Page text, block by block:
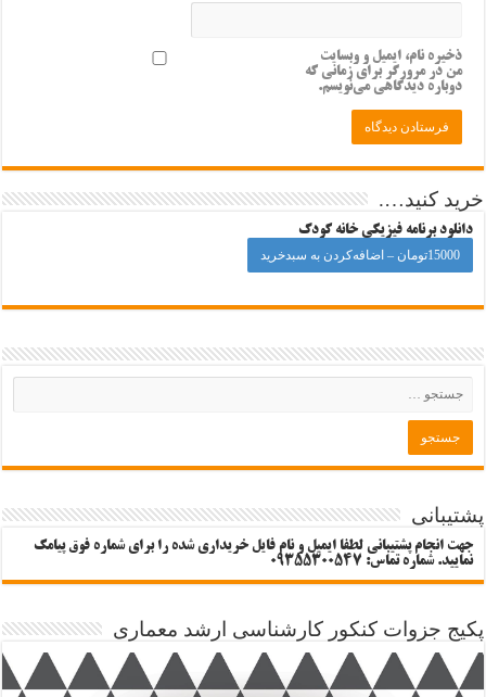
ذخیره نام، ایمیل و وبسایت
من در مرورگر برای زمانی که
دوباره دیدگاهی می‌نویسم.
خرید کنید….
دانلود برنامه فیزیکی خانه کودک
15000تومان – اضافه‌کردن به سبدخرید
پشتیبانی
جهت انجام پشتیبانی لطفا ایمیل و نام فایل خریداری شده را برای شماره فوق پیامک
نمایید. شماره تماس: 09355300547
پکیج جزوات کنکور کارشناسی ارشد معماری